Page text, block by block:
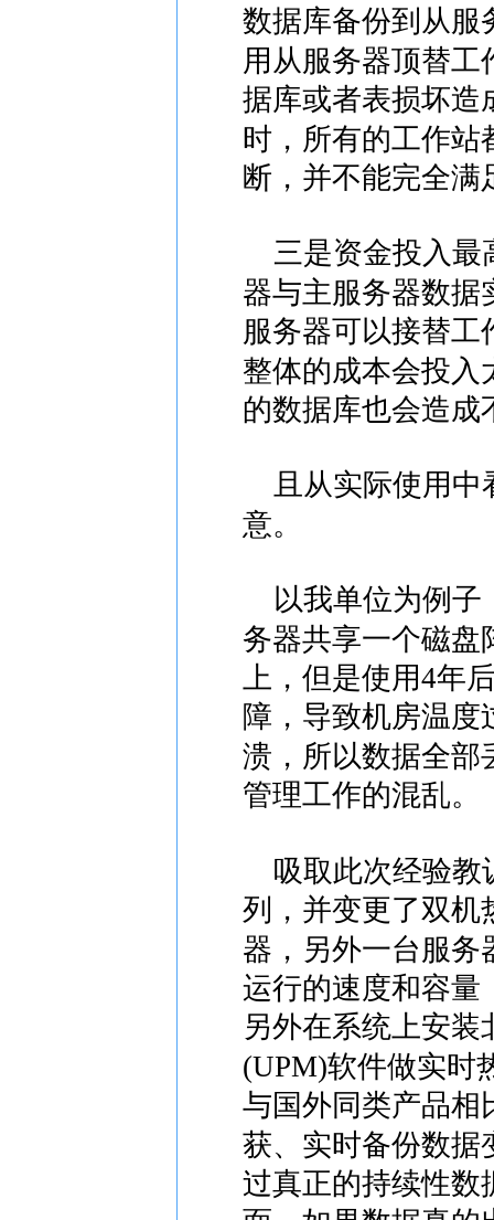
数据库备份到从服
用从服务器顶替
据库或者表损坏造
时，所有的工作站
断，并不能完全满
三是资金投入最
器与主服务器数据
服务器可以接替
整体的成本会投入
的数据库也会造成
且从实际使用中
意。
以我单位为例子
务器共享一个磁盘
上，但是使用4年
障，导致机房温
溃，所以数据全部
管理工作的混乱。
吸取此次经验教
列，并变更了双机
器，另外一台服务
运行的速度和容量
另外在系统上安
(UPM)软件做实时
与国外同类产品相
获、实时备份数据
过真正的持续性数